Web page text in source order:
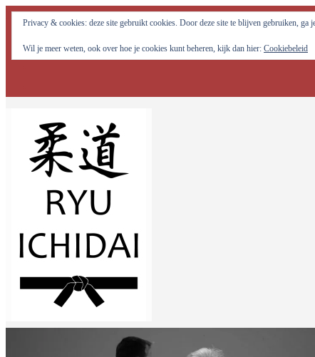
Judo Ryu Ichidai Nijmegen - Alle potentiële krachten in jezelf
Privacy & cookies: deze site gebruikt cookies. Door deze site te blijven gebruiken, ga
Wil je meer weten, ook over hoe je cookies kunt beheren, kijk dan hier: Cookiebeleid